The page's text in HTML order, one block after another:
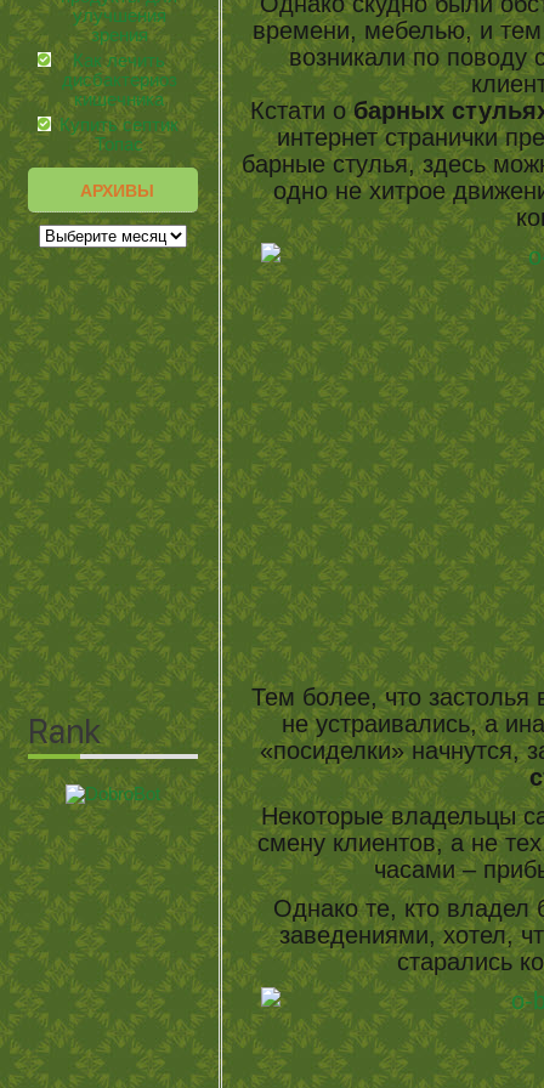
улучшения
зрения
Как лечить
дисбактериоз
кишечника
Купить септик
Топас
АРХИВЫ
времени, мебелью, и
возникали по поводу
Кстати обарных
интернет странички
барные стулья, здесь
одно не хитрое
Тем более, что застолья
не устраивались, а
«посиделки» начнутся,
Некоторые владельцы
смену клиентов, а не
часами –
Однако те, кто
заведениями, хотел,
старались